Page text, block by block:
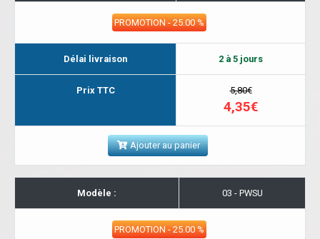
PROMOTION - 25.00 %
Délai livraison 2 à 5 jours
Prix TTC 5,80€
4,35€
Ajouter au panier
Modèle : 03 - PWSU
PROMOTION - 25.00 %